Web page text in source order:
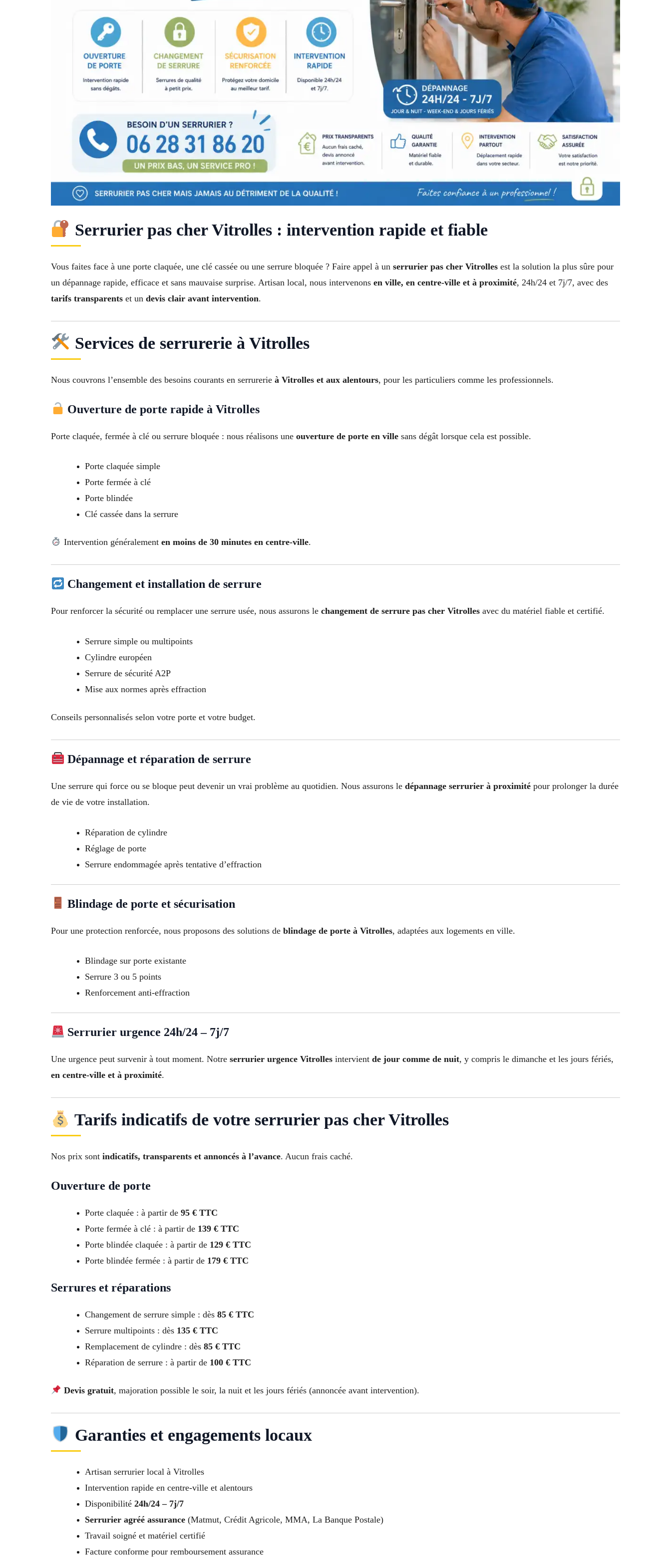
Serrurier pas cher Vitrolles : intervention rapide et fiable
Vous faites face à une porte claquée, une clé cassée ou une serrure bloquée ? Faire appel à un serrurier pas cher Vitrolles est la solution la plus sûre pour
un dépannage rapide, efficace et sans mauvaise surprise. Artisan local, nous intervenons en ville, en centre-ville et à proximité, 24h/24 et 7j/7, avec des
tarifs transparents et un devis clair avant intervention.
Services de serrurerie à Vitrolles
Nous couvrons l’ensemble des besoins courants en serrurerie à Vitrolles et aux alentours, pour les particuliers comme les professionnels.
Ouverture de porte rapide à Vitrolles
Porte claquée, fermée à clé ou serrure bloquée : nous réalisons une ouverture de porte en ville sans dégât lorsque cela est possible.
Porte claquée simple
Porte fermée à clé
Porte blindée
Clé cassée dans la serrure
Intervention généralement en moins de 30 minutes en centre-ville.
Changement et installation de serrure
Pour renforcer la sécurité ou remplacer une serrure usée, nous assurons le changement de serrure pas cher Vitrolles avec du matériel fiable et certifié.
Serrure simple ou multipoints
Cylindre européen
Serrure de sécurité A2P
Mise aux normes après effraction
Conseils personnalisés selon votre porte et votre budget.
Dépannage et réparation de serrure
Une serrure qui force ou se bloque peut devenir un vrai problème au quotidien. Nous assurons le dépannage serrurier à proximité pour prolonger la durée
de vie de votre installation.
Réparation de cylindre
Réglage de porte
Serrure endommagée après tentative d’effraction
Blindage de porte et sécurisation
Pour une protection renforcée, nous proposons des solutions de blindage de porte à Vitrolles, adaptées aux logements en ville.
Blindage sur porte existante
Serrure 3 ou 5 points
Renforcement anti-effraction
Serrurier urgence 24h/24 – 7j/7
Une urgence peut survenir à tout moment. Notre serrurier urgence Vitrolles intervient de jour comme de nuit, y compris le dimanche et les jours fériés,
en centre-ville et à proximité.
Tarifs indicatifs de votre serrurier pas cher Vitrolles
Nos prix sont indicatifs, transparents et annoncés à l’avance. Aucun frais caché.
Ouverture de porte
Porte claquée : à partir de 95 € TTC
Porte fermée à clé : à partir de 139 € TTC
Porte blindée claquée : à partir de 129 € TTC
Porte blindée fermée : à partir de 179 € TTC
Serrures et réparations
Changement de serrure simple : dès 85 € TTC
Serrure multipoints : dès 135 € TTC
Remplacement de cylindre : dès 85 € TTC
Réparation de serrure : à partir de 100 € TTC
Devis gratuit, majoration possible le soir, la nuit et les jours fériés (annoncée avant intervention).
Garanties et engagements locaux
Artisan serrurier local à Vitrolles
Intervention rapide en centre-ville et alentours
Disponibilité 24h/24 – 7j/7
Serrurier agréé assurance (Matmut, Crédit Agricole, MMA, La Banque Postale)
Travail soigné et matériel certifié
Facture conforme pour remboursement assurance